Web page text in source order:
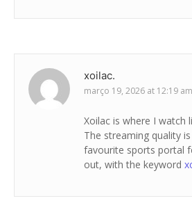
xoilac.
março 19, 2026 at 12:19 am
Xoilac is where I watch
The streaming quality
favourite sports portal
out, with the keyword